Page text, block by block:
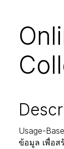
Usage-
ข้อมูล เพื่อส